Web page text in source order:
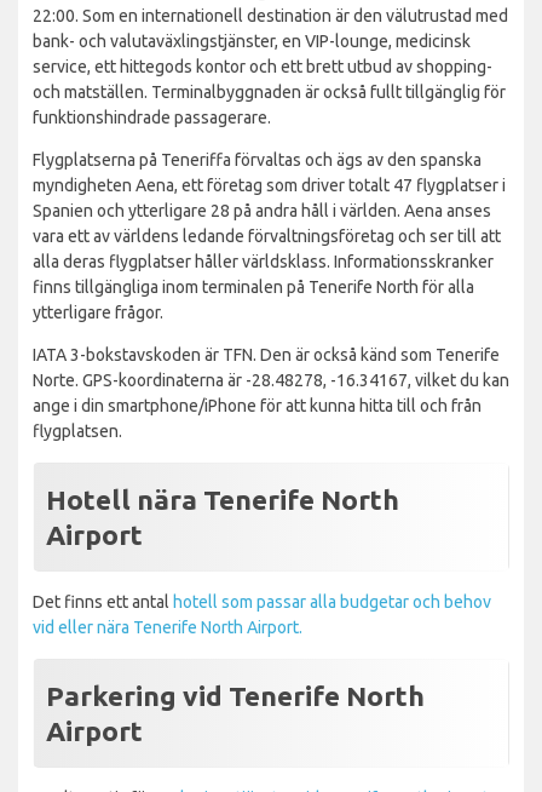
22:00. Som en internationell destination är den välutrustad med
bank- och valutaväxlingstjänster, en VIP-lounge, medicinsk
service, ett hittegods kontor och ett brett utbud av shopping-
och matställen. Terminalbyggnaden är också fullt tillgänglig för
funktionshindrade passagerare.
Flygplatserna på Teneriffa förvaltas och ägs av den spanska
myndigheten Aena, ett företag som driver totalt 47 flygplatser i
Spanien och ytterligare 28 på andra håll i världen. Aena anses
vara ett av världens ledande förvaltningsföretag och ser till att
alla deras flygplatser håller världsklass. Informationsskranker
finns tillgängliga inom terminalen på Tenerife North för alla
ytterligare frågor.
IATA 3-bokstavskoden är TFN. Den är också känd som Tenerife
Norte. GPS-koordinaterna är -28.48278, -16.34167, vilket du kan
ange i din smartphone/iPhone för att kunna hitta till och från
flygplatsen.
Hotell nära Tenerife North
Airport
Det finns ett antal hotell som passar alla budgetar och behov
vid eller nära Tenerife North Airport.
Parkering vid Tenerife North
Airport